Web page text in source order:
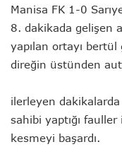
Manisa FK 1-0
8. dakikada gelişen
yapılan ortayı
direğin üstünden
ilerleyen
sahibi yaptığı fauller
kesmeyi başardı.